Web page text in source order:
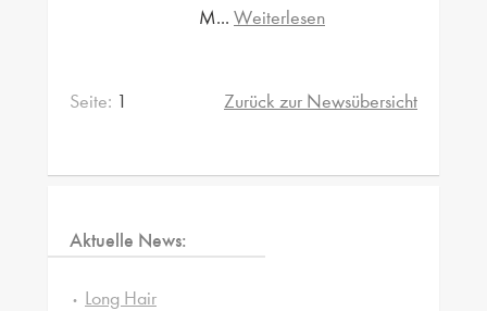
M... Weiterlesen
Seite: 1 Zurück zur Newsübersicht
Aktuelle News:
Long Hair